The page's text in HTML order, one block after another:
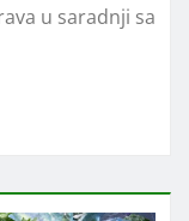
u saradnji sa